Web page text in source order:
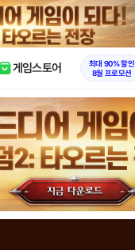
X
게임스토어
최대 90% 할인
8월 프로모션